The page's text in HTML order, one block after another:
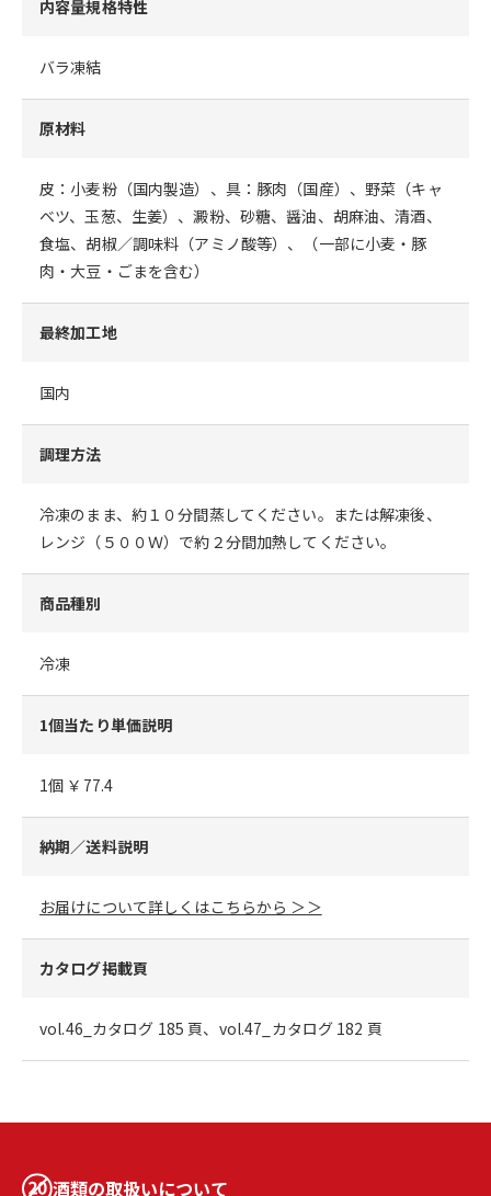
内容量規格特性
バラ凍結
原材料
皮：小麦粉（国内製造）、具：豚肉（国産）、野菜（キャ
ベツ、玉葱、生姜）、澱粉、砂糖、醤油、胡麻油、清酒、
食塩、胡椒／調味料（アミノ酸等）、（一部に小麦・豚
肉・大豆・ごまを含む）
最終加工地
国内
調理方法
冷凍のまま、約１０分間蒸してください。または解凍後、
レンジ（５００Ｗ）で約２分間加熱してください。
商品種別
冷凍
1個当たり単価説明
1個 ￥77.4
納期／送料説明
お届けについて詳しくはこちらから ＞＞
カタログ掲載頁
vol.46_カタログ 185 頁、vol.47_カタログ 182 頁
酒類の取扱いについて